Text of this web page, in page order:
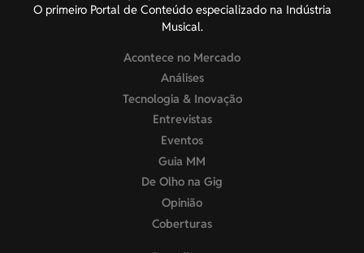
O primeiro Portal de Conteúdo especializado na Indústria
Musical.
Acontece no Mercado
Análises
Tecnologia & Inovação
Entrevistas
Eventos
Guia MM
De Olho na Gig
Opinião
Coberturas